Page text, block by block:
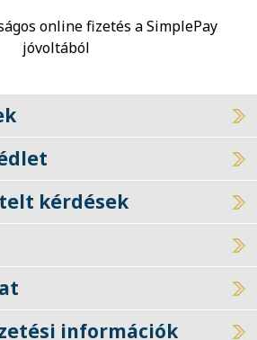
online fizetés a SimplePay
jóvoltából
kérdések
információk